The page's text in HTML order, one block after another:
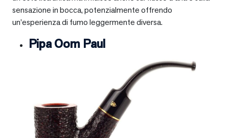
sensazione in bocca, potenzialmente offrendo
un’esperienza di fumo leggermente diversa.
Pipa Oom Paul